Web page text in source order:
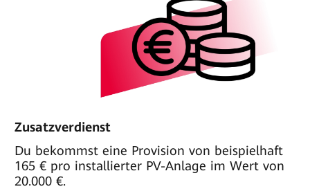
Zusatzverdienst
Du bekommst eine Provision von beispielhaft
165 € pro installierter PV-Anlage im Wert von
20.000 €.